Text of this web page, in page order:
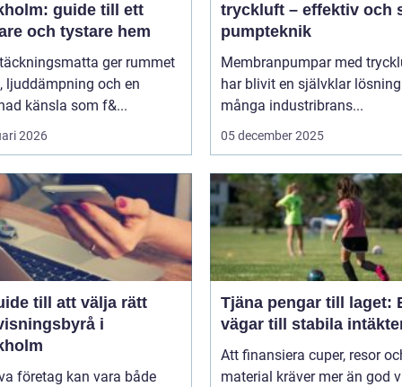
guide till ett
och tystare hem
ger rummet
ljuddämpning och en
känsla som f&...
2026
tryckluft – effektiv och
pumpteknik
Membranpumpar med
har blivit en självklar
många industribrans...
05 december 2025
till att välja rätt
i
företag kan vara både
Tjäna pengar till laget:
vägar till stabila
Att finansiera cuper, resor
material kräver mer än god